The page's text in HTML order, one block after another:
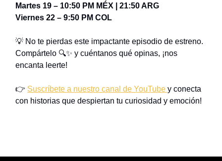
Martes 19 – 10:50 PM MÉX | 21:50 ARG
Viernes 22 – 9:50 PM COL
💡 No te pierdas este impactante episodio de estreno.
Compártelo 🔍✨ y cuéntanos qué opinas, ¡nos
encanta leerte!
👉 Suscríbete a nuestro canal de YouTube y conecta
con historias que despiertan tu curiosidad y emoción!